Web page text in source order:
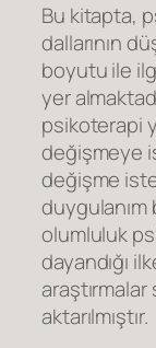
i
y
a
t
r
i
D
e
ğ
i
n
m
Bu kitapta,
dallarının
boyutu ile
yer
psikoterapi
değişmeye
değişme
duygulanım
olumluluk
dayandığı
aktarılmıştır.